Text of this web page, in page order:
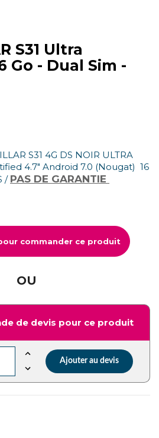
S31 Ultra
Go - Dual Sim -
S31 4G DS NOIR ULTRA
4.7" Android 7.0 (Nougat) 16
/ PAS DE GARANTIE
commander ce produit
OU
de devis pour ce produit
Ajouter au devis